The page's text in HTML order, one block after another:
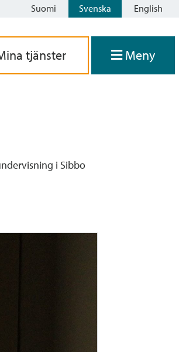
Suomi Svenska English
tjänster Meny
i Sibbo